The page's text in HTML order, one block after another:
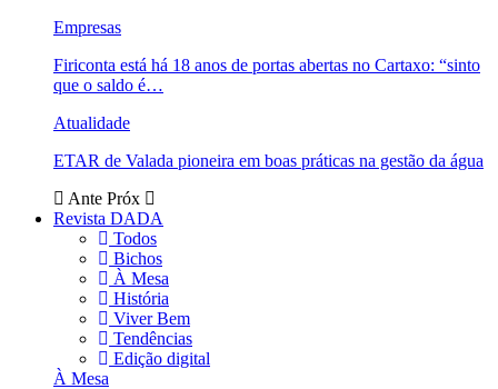
Empresas
Firiconta está há 18 anos de portas abertas no Cartaxo: “sinto
que o saldo é…
Atualidade
ETAR de Valada pioneira em boas práticas na gestão da água
Ante Próx
Revista DADA
Todos
Bichos
À Mesa
História
Viver Bem
Tendências
Edição digital
À Mesa